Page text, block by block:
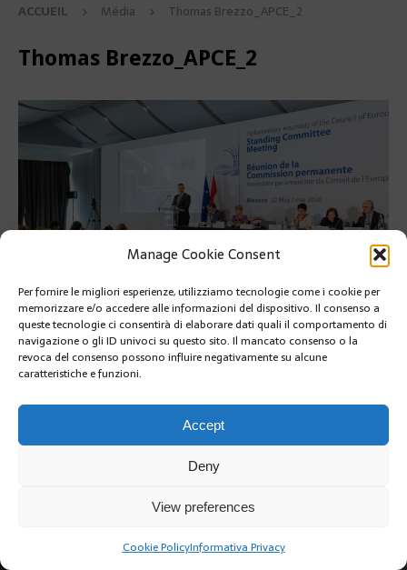
Manage Cookie Consent
Per fornire le migliori esperienze, utilizziamo tecnologie come i cookie per
memorizzare e/o accedere alle informazioni del dispositivo. Il consenso a
queste tecnologie ci consentirà di elaborare dati quali il comportamento di
navigazione o gli ID univoci su questo sito. Il mancato consenso o la
revoca del consenso possono influire negativamente su alcune
caratteristiche e funzioni.
Accept
Deny
View preferences
Cookie PolicyInformativa Privacy
ACCUEIL Média Thomas Brezzo_APCE_2
Thomas Brezzo_APCE_2
PRÉCÉDENT
Copyright @2019 | by Crivle